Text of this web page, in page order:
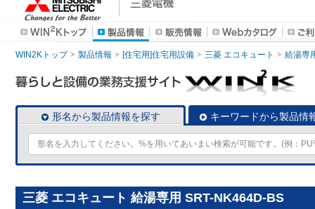
WIN2Kトップ 製品情報 [住宅用]住宅用設備 三菱 エコキュート 給湯専
形名から製品情報を探す キーワードから製品情
三菱 エコキュート 給湯専用 SRT-NK464D-BS